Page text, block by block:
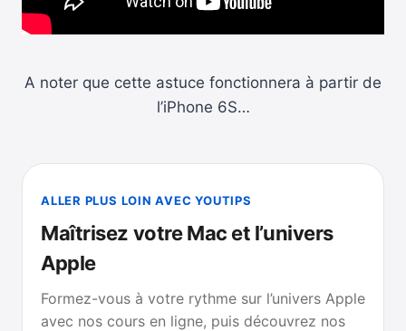
A noter que cette astuce fonctionnera à partir de
l’iPhone 6S…
ALLER PLUS LOIN AVEC YOUTIPS
Maîtrisez votre Mac et l’univers
Apple
Formez-vous à votre rythme sur l’univers Apple
avec nos cours en ligne, puis découvrez nos